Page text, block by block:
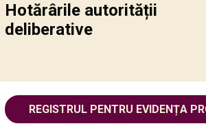
Hotărârile autorității
deliberative
REGISTRUL PENTRU EVIDENȚA